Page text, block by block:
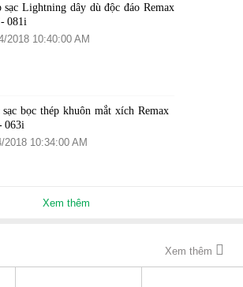
sạc Lightning dây dù độc đáo Remax
081i
2018 10:40:00 AM
sạc bọc thép khuôn mắt xích Remax
063i
2018 10:34:00 AM
Xem thêm
Xem thêm